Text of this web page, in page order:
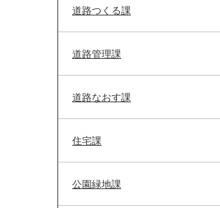
道路つくる課
道路管理課
道路なおす課
住宅課
公園緑地課